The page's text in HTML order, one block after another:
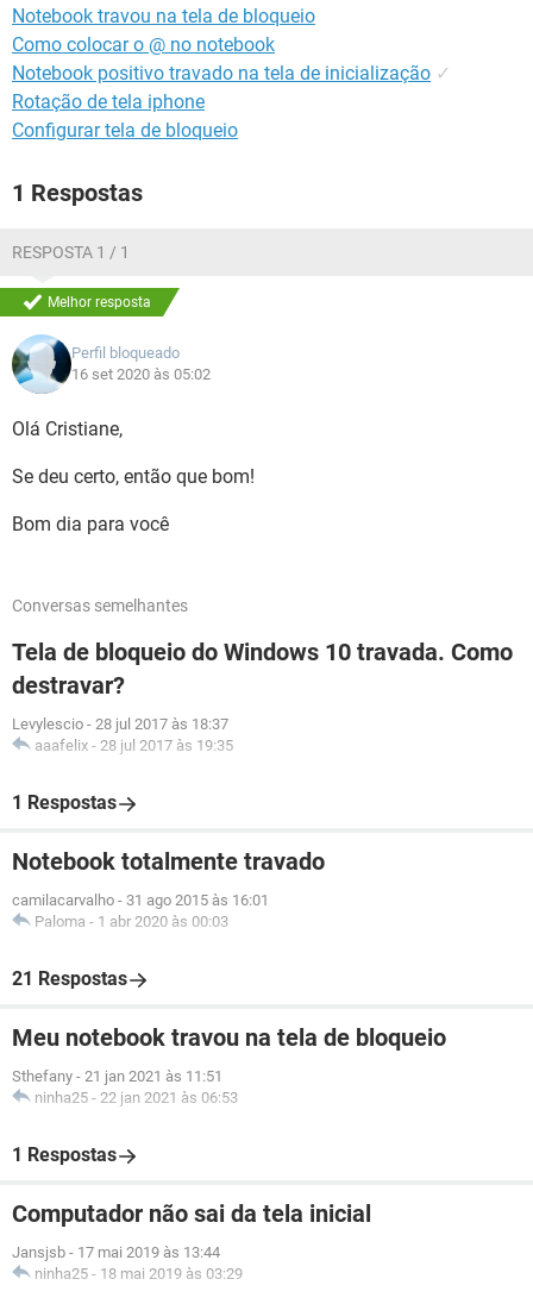
Notebook travou na tela de bloqueio
Como colocar o @ no notebook
Notebook positivo travado na tela de inicialização ✓
Rotação de tela iphone
Configurar tela de bloqueio
1 Respostas
RESPOSTA 1 / 1
Melhor resposta
Perfil bloqueado
16 set 2020 às 05:02
Olá Cristiane,
Se deu certo, então que bom!
Bom dia para você
Conversas semelhantes
Tela de bloqueio do Windows 10 travada. Como
destravar?
Levylescio - 28 jul 2017 às 18:37
aaafelix - 28 jul 2017 às 19:35
1 Respostas
Notebook totalmente travado
camilacarvalho - 31 ago 2015 às 16:01
Paloma - 1 abr 2020 às 00:03
21 Respostas
Meu notebook travou na tela de bloqueio
Sthefany - 21 jan 2021 às 11:51
ninha25 - 22 jan 2021 às 06:53
1 Respostas
Computador não sai da tela inicial
Jansjsb - 17 mai 2019 às 13:44
ninha25 - 18 mai 2019 às 03:29